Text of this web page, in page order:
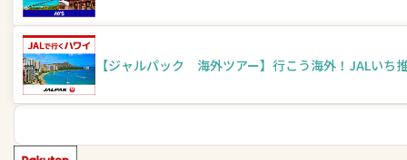
【ジャルパック 海外ツアー】行こう海外！JALい